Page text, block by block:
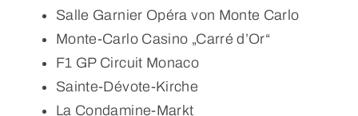
Salle Garnier Opéra von Monte Carlo
Monte-Carlo Casino „Carré d’Or“
F1 GP Circuit Monaco
Sainte-Dévote-Kirche
La Condamine-Markt